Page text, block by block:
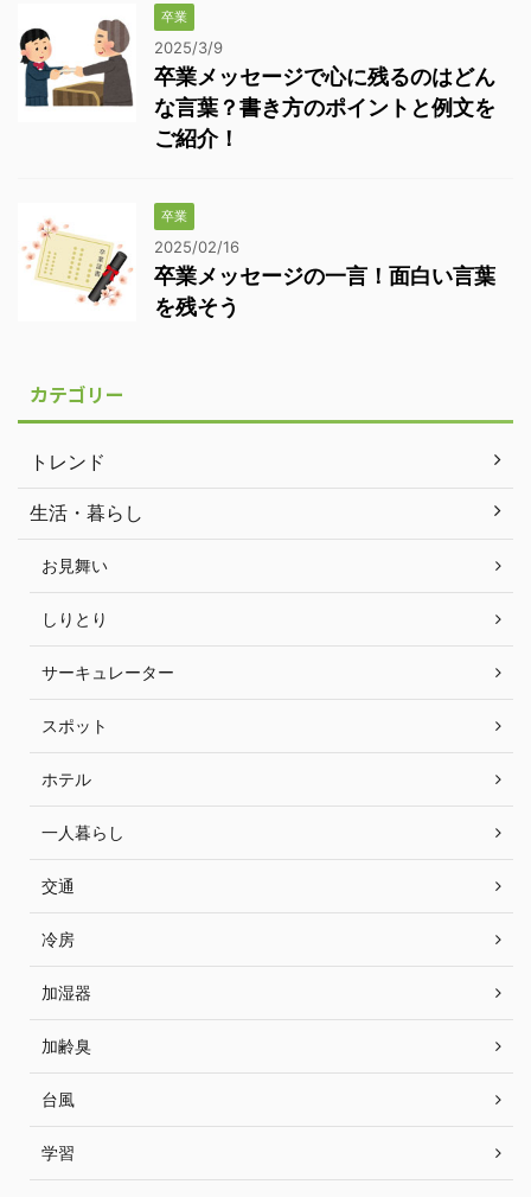
卒業
2025/3/9
卒業メッセージで心に残るのはどん
な言葉？書き方のポイントと例文を
ご紹介！
卒業
2025/02/16
卒業メッセージの一言！面白い言葉
を残そう
カテゴリー
トレンド
生活・暮らし
お見舞い
しりとり
サーキュレーター
スポット
ホテル
一人暮らし
交通
冷房
加湿器
加齢臭
台風
学習